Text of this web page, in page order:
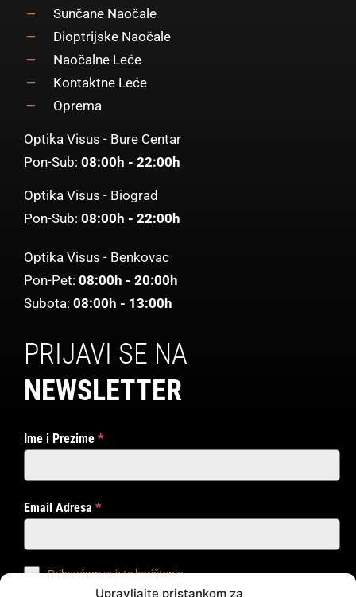
Upravljajte pristankom za
Sunčane Naočale
Dioptrijske Naočale
Naočalne Leće
Kontaktne Leće
Oprema
Optika Visus - Bure Centar
Pon-Sub: 08:00h - 22:00h
Optika Visus - Biograd
Pon-Sub: 08:00h - 22:00h
Optika Visus - Benkovac
Pon-Pet: 08:00h - 20:00h
Subota: 08:00h - 13:00h
PRIJAVI SE NA
NEWSLETTER
Ime i Prezime *
Email Adresa *
Prihvaćam uvjete korištenja